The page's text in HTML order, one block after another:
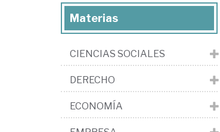
Materias
CIENCIAS SOCIALES
DERECHO
ECONOMÍA